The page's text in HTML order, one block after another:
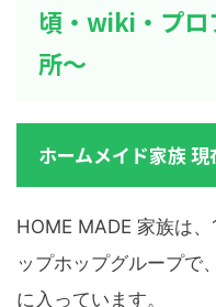
頃・wiki・プロ
所～
ホームメイド家族 現
HOME MADE 家族は
ップホップグループで
に入っています。